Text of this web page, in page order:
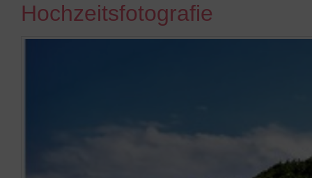
Hochzeitsfotografie